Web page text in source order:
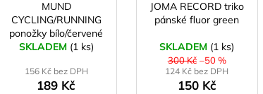
MUND
CYCLING/RUNNING
ponožky bílo/červené
SKLADEM (1 ks)
156 Kč bez DPH
189 Kč
JOMA RECORD triko
pánské fluor green
SKLADEM (1 ks)
300 Kč –50 %
124 Kč bez DPH
150 Kč